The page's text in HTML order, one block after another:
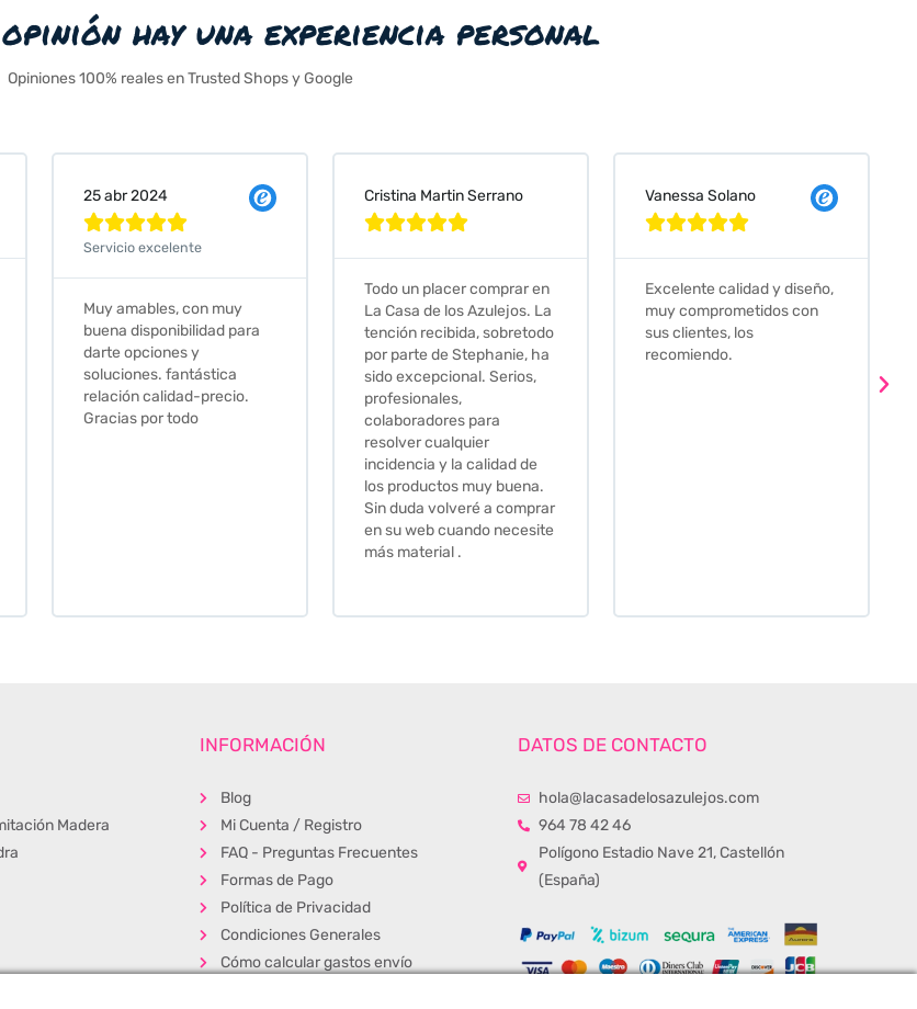
hay una experiencia personal
Opiniones 100% reales en Trusted Shops y Google
Cristina Martin Serrano

La Casa de los Azulejos. La
tención recibida, sobretodo
por parte de Stephanie, ha
sido excepcional. Serios,
profesionales,
colaboradores para
Vanessa Solano

Excelente calidad y diseño,
muy comprometidos con
sus clientes, los
recomiendo.
Judit Bonet Pardell

Que decir, si teneis que
comprar alguna baldosa
este és el sitio indicado! Yo
pedi una muestra y me
Madera
INFORMACIÓN
Blog
Mi Cuenta / Registro
FAQ - Preguntas Frecuentes
Formas de Pago
Política de Privacidad
Condiciones Generales
Cómo calcular gastos envío
DATOS DE CONTACTO
hola@lacasadelosazulejos.com
964 78 42 46
Polígono Estadio Nave 21, Castellón
(España)